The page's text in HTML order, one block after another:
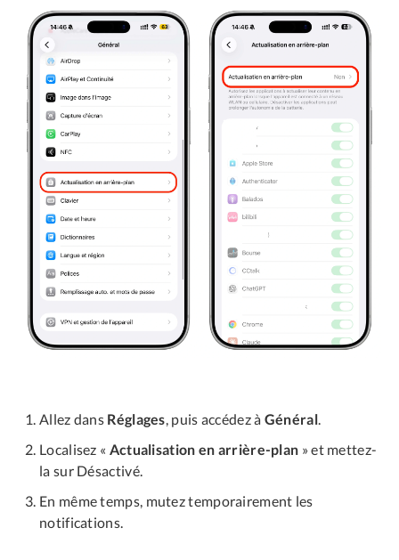
Allez dans Réglages, puis accédez à Général.
Localisez « Actualisation en arrière-plan » et mettez-
la sur Désactivé.
En même temps, mutez temporairement les
notifications.